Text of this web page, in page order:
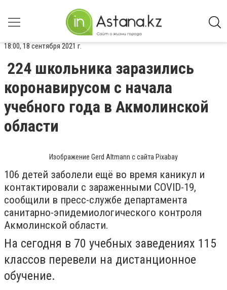
18:00, 18 сентября 2021 г.
224 школьника заразились
коронавирусом с начала
учебного года в Акмолинской
области
Изображение Gerd Altmann с сайта Pixabay
106 детей заболели ещё во время каникул и
контактировали с зараженными COVID-19,
сообщили в пресс-службе департамента
санитарно-эпидемиологического контроля
Акмолинской области.
На сегодня в 70 учебных заведениях 115
классов перевели на дистанционное
обучение.